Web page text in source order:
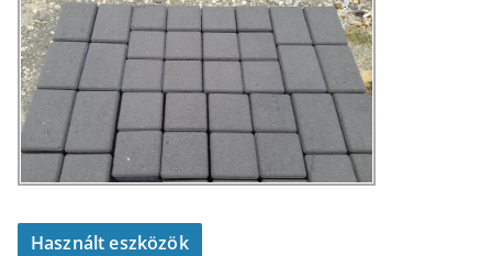
Használt eszközök